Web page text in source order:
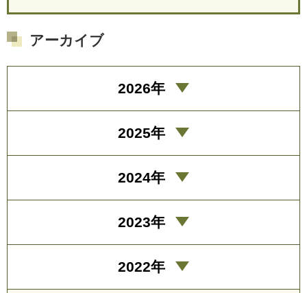
アーカイブ
2026年
2025年
2024年
2023年
2022年